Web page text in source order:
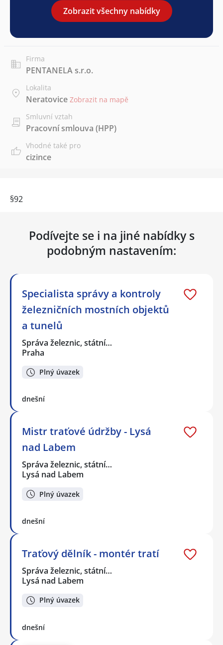
Zobrazit všechny nabídky
Firma
PENTANELA s.r.o.
Lokalita
Neratovice Zobrazit na mapě
Smluvní vztah
Pracovní smlouva (HPP)
Vhodné také pro
cizince
§92
Podívejte se i na jiné nabídky s
podobným nastavením:
Specialista správy a kontroly
železničních mostních objektů
a tunelů
Správa železnic, státní…
Praha
Plný úvazek
dnešní
Mistr traťové údržby - Lysá
nad Labem
Správa železnic, státní…
Lysá nad Labem
Plný úvazek
dnešní
Traťový dělník - montér tratí
Správa železnic, státní…
Lysá nad Labem
Plný úvazek
dnešní